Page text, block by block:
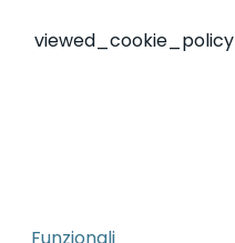
viewed_cookie_policy